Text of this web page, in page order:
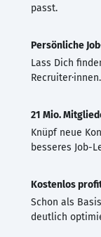
passt.
Persönliche
Lass Dich
Recruiter·innen.
21 Mio.
Knüpf neue
besseres Job-
Kostenlos
Schon als
deutlich